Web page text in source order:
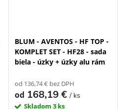
BLUM - AVENTOS - HF TOP -
KOMPLET SET - HF28 - sada
biela - úzky + úzky alu rám
od 136,74 € bez DPH
od 168,19 €/ ks
Skladom 3 ks